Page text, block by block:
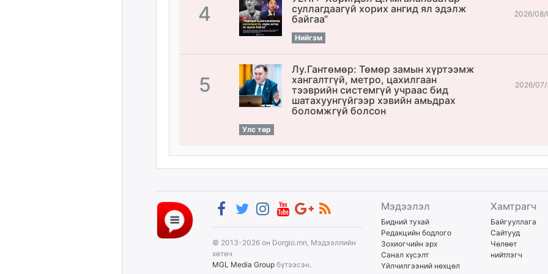
4
cуллагдаагүй хорих ангид ял эдэлж
байгаа“
Нийгэм
2026/08/
5
Лу.Гантөмөр: Төмөр замын хүртээмж
хангалтгүй, метро, цахилгаан
тээврийн системгүй учраас бид
шатахуунгүйгээр хэвийн амьдрах
боломжгүй болсон
Улс төр
2026/07/
© 2013-2026 он Dorgio.mn, Мэдээллийн
хөтөч
MGL Media Groupбүтээсэн.
Мэдээлэл
Бидний тухай
Редакцийн бодлого
Зохиогчийн эрх
Санал хүсэлт
Үйлчилгээний нөхцөл
Хамтрагч
Байгууллага
Сайтууд
Чөлөөт
нийтлэгч